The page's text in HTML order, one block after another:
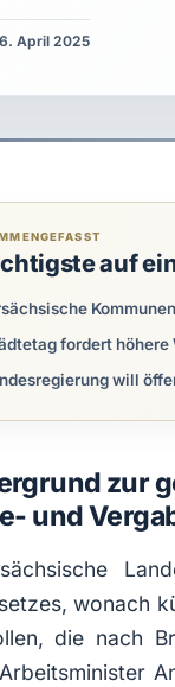
April 2025
auf
fordert
will
zur
und
wonach
die nach